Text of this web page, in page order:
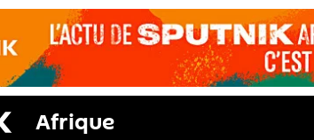
Afrique